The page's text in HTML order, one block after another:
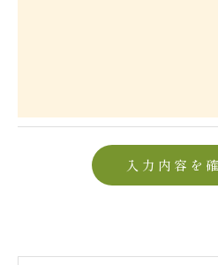
＜個人情報の開示･訂正・削